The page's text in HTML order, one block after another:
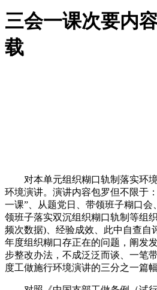
三会一课次要内
载
对本单元组织糊口轨制落实环境
环境演讲。演讲内容包罗但不限于
一课”、从题党日、带领班子糊口
领班子落实双沉组织糊口轨制等组
频次数据)、经验成效、此中自查自
年度组织糊口存正在的问题，阐发
步整改办法，不成泛泛而谈、一笔
度工做施行环境演讲的三分之一篇幅